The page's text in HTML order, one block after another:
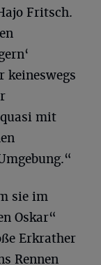
Fritsch.
keineswegs
mit
sie im
Oskar“
Erkrather
Rennen